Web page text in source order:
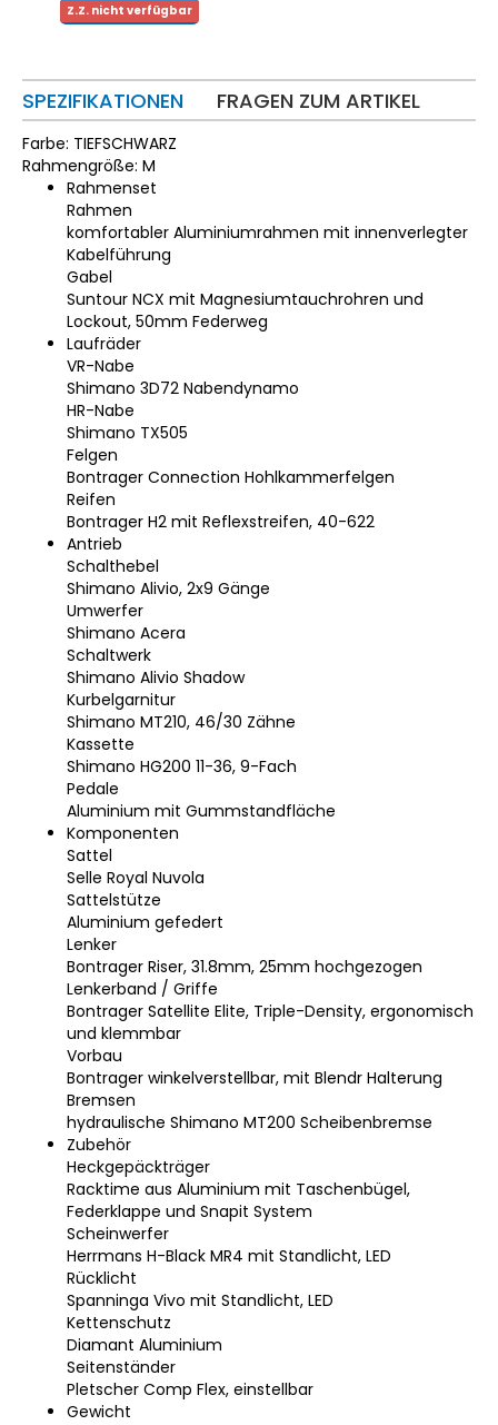
Z.Z. nicht verfügbar
SPEZIFIKATIONEN FRAGEN ZUM ARTIKEL
Farbe: TIEFSCHWARZ
Rahmengröße: M
Rahmenset
Rahmen
komfortabler Aluminiumrahmen mit innenverlegter
Kabelführung
Gabel
Suntour NCX mit Magnesiumtauchrohren und
Lockout, 50mm Federweg
Laufräder
VR-Nabe
Shimano 3D72 Nabendynamo
HR-Nabe
Shimano TX505
Felgen
Bontrager Connection Hohlkammerfelgen
Reifen
Bontrager H2 mit Reflexstreifen, 40-622
Antrieb
Schalthebel
Shimano Alivio, 2x9 Gänge
Umwerfer
Shimano Acera
Schaltwerk
Shimano Alivio Shadow
Kurbelgarnitur
Shimano MT210, 46/30 Zähne
Kassette
Shimano HG200 11-36, 9-Fach
Pedale
Aluminium mit Gummstandfläche
Komponenten
Sattel
Selle Royal Nuvola
Sattelstütze
Aluminium gefedert
Lenker
Bontrager Riser, 31.8mm, 25mm hochgezogen
Lenkerband / Griffe
Bontrager Satellite Elite, Triple-Density, ergonomisch
und klemmbar
Vorbau
Bontrager winkelverstellbar, mit Blendr Halterung
Bremsen
hydraulische Shimano MT200 Scheibenbremse
Zubehör
Heckgepäckträger
Racktime aus Aluminium mit Taschenbügel,
Federklappe und Snapit System
Scheinwerfer
Herrmans H-Black MR4 mit Standlicht, LED
Rücklicht
Spanninga Vivo mit Standlicht, LED
Kettenschutz
Diamant Aluminium
Seitenständer
Pletscher Comp Flex, einstellbar
Gewicht